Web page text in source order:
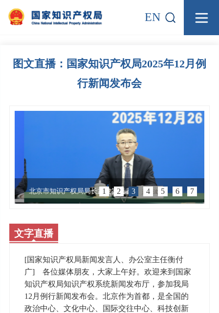
EN
图文直播：国家知识产权局2025年12月例
行新闻发布会
北京市知识产权局局长孟波答记者问
1 2 3 4 5 6 7
文字直播
[国家知识产权局新闻发言人、办公室主任衡付
广] 各位媒体朋友，大家上午好。欢迎来到国家
知识产权局知识产权系统新闻发布厅，参加我局
12月例行新闻发布会。北京作为首都，是全国的
政治中心、文化中心、国际交往中心、科技创新